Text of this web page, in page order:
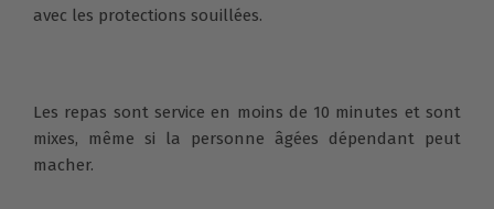
avec les protections souillées.
Les repas sont service en moins de 10 minutes et sont
mixes, même si la personne âgées dépendant peut
macher.